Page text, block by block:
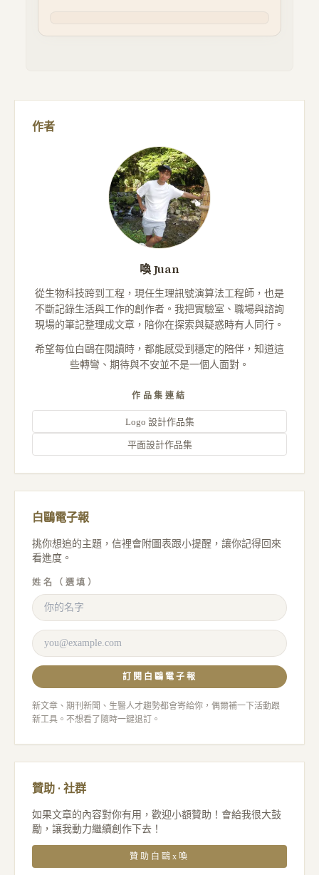
作者
喚 Juan
從生物科技跨到工程，現任生理訊號演算法工程師，也是
不斷記錄生活與工作的創作者。我把實驗室、職場與諮詢
現場的筆記整理成文章，陪你在探索與疑惑時有人同行。
希望每位白鷗在閱讀時，都能感受到穩定的陪伴，知道這
些轉彎、期待與不安並不是一個人面對。
作品集連結
Logo 設計作品集
平面設計作品集
白鷗電子報
挑你想追的主題，信裡會附圖表跟小提醒，讓你記得回來
看進度。
姓名（選填）
訂閱白鷗電子報
新文章、期刊新聞、生醫人才趨勢都會寄給你，偶爾補一下活動跟
新工具。不想看了隨時一鍵退訂。
贊助 · 社群
如果文章的內容對你有用，歡迎小額贊助！會給我很大鼓
勵，讓我動力繼續創作下去！
贊助白鷗x喚